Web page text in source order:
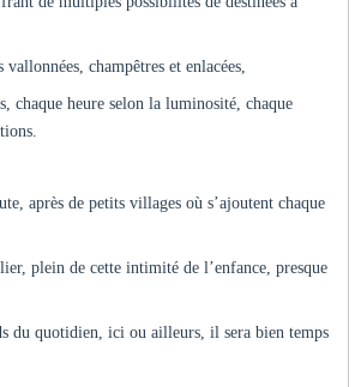
champêtres et enlacées,
chaque heure selon la luminosité, chaque
après de petits villages où s’ajoutent chaque
plein de cette intimité de l’enfance, presque
du quotidien, ici ou ailleurs, il sera bien temps